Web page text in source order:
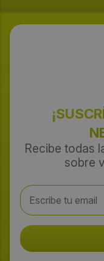
Recibe todas
sobre